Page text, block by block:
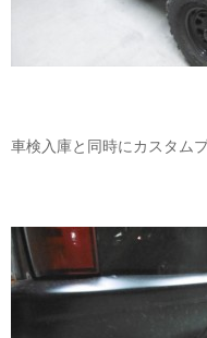
車検入庫と同時にカスタム